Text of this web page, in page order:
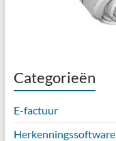
Categorieën
E-factuur
Herkenningssoftware